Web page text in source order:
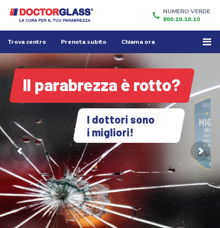
NUMERO VERDE
800.10.10.10
Trova centro Prenota subito Chiama ora
Il parabrezza è rotto?
I dottori sono
i migliori!